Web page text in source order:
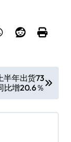
半年出货73
比增20.6％